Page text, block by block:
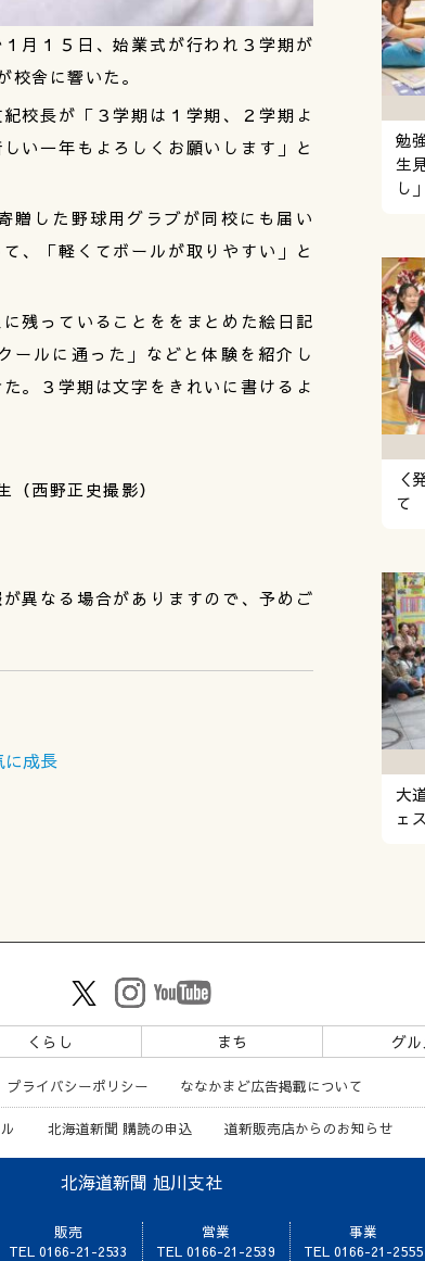
月１５日、始業式が行われ３学期が
舎に響いた。
校長が「３学期は１学期、２学期よ
い一年もよろしくお願いします」と
した野球用グラブが同校にも届い
、「軽くてボールが取りやすい」と
残っていることををまとめた絵日記
ールに通った」などと体験を紹介し
。３学期は文字をきれいに書けるよ
（西野正史撮影）
異なる場合がありますので、予めご
成長
勉
生
し」
＜
て
大
ェ
くらし まち グル
プライバシーポリシー ななかまど広告掲載について
北海道新聞 購読の申込 道新販売店からのお知らせ
北海道新聞 旭川支社
販売
TEL 0166-21-2533
営業
TEL 0166-21-2539
事業
TEL 0166-21-2555